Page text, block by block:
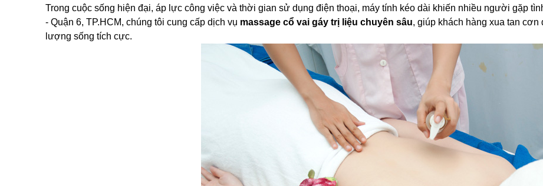
Trong cuộc sống hiện đại, áp lực công việc và thời gian sử dụng điện thoại, máy tính kéo dài khiến nhiều người gặp
- Quận 6, TP.HCM, chúng tôi cung cấp dịch vụ massage cổ vai gáy trị liệu chuyên sâu, giúp khách hàng xua tan cơn
lượng sống tích cực.